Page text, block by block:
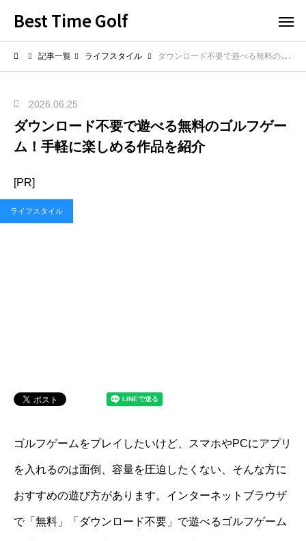
Best Time Golf
記事一覧 ライフスタイル ダウンロード不要で遊べる無料のゴルフゲーム！手軽に楽しめる作品を紹介
2026.06.25
ダウンロード不要で遊べる無料のゴルフゲー
ム！手軽に楽しめる作品を紹介
[PR]
ライフスタイル
ゴルフゲームをプレイしたいけど、スマホやPCにアプリ
を入れるのは面倒、容量を圧迫したくない、そんな方に
おすすめの遊び方があります。インターネットブラウザ
で「無料」「ダウンロード不要」で遊べるゴルフゲーム